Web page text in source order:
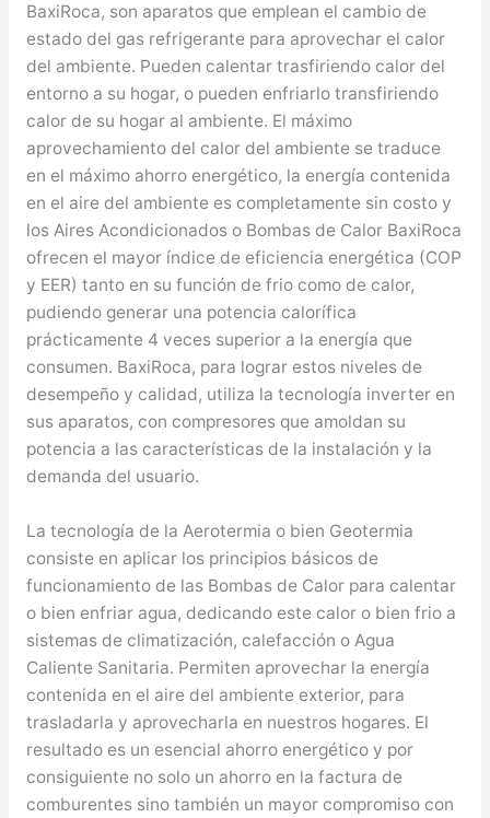
BaxiRoca, son aparatos que emplean el cambio de
estado del gas refrigerante para aprovechar el calor
del ambiente. Pueden calentar trasfiriendo calor del
entorno a su hogar, o pueden enfriarlo transfiriendo
calor de su hogar al ambiente. El máximo
aprovechamiento del calor del ambiente se traduce
en el máximo ahorro energético, la energía contenida
en el aire del ambiente es completamente sin costo y
los Aires Acondicionados o Bombas de Calor BaxiRoca
ofrecen el mayor índice de eficiencia energética (COP
y EER) tanto en su función de frio como de calor,
pudiendo generar una potencia calorífica
prácticamente 4 veces superior a la energía que
consumen. BaxiRoca, para lograr estos niveles de
desempeño y calidad, utiliza la tecnología inverter en
sus aparatos, con compresores que amoldan su
potencia a las características de la instalación y la
demanda del usuario.
La tecnología de la Aerotermia o bien Geotermia
consiste en aplicar los principios básicos de
funcionamiento de las Bombas de Calor para calentar
o bien enfriar agua, dedicando este calor o bien frio a
sistemas de climatización, calefacción o Agua
Caliente Sanitaria. Permiten aprovechar la energía
contenida en el aire del ambiente exterior, para
trasladarla y aprovecharla en nuestros hogares. El
resultado es un esencial ahorro energético y por
consiguiente no solo un ahorro en la factura de
comburentes sino también un mayor compromiso con